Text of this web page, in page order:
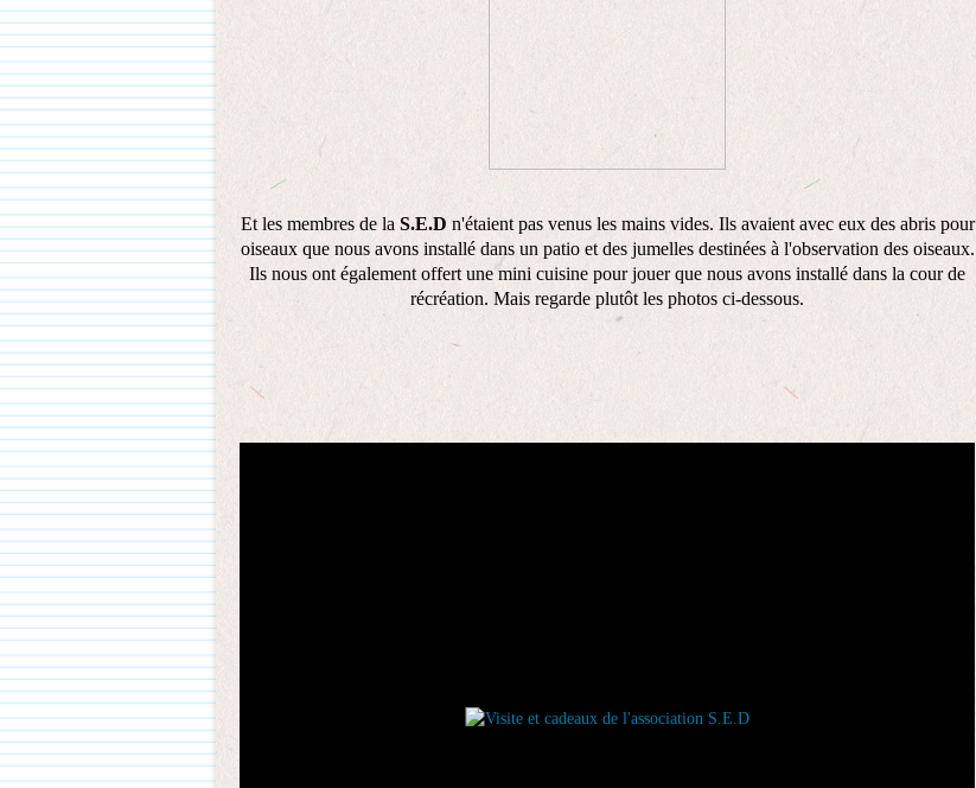
Et les membres de la S.E.D n'étaient pas venus les mains vides. Ils avaient avec eux des abris pour
oiseaux que nous avons installé dans un patio et des jumelles destinées à l'observation des oiseaux.
Ils nous ont également offert une mini cuisine pour jouer que nous avons installé dans la cour de
récréation. Mais regarde plutôt les photos ci-dessous.